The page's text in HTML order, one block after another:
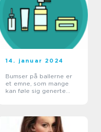
14. januar 2024
Bumser på ballerne er
et emne, som mange
kan føle sig generte
der påvirker både mæ...